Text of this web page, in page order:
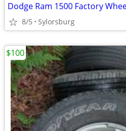
Dodge Ram 1500 Factory
8/5 Sylorsburg
$100